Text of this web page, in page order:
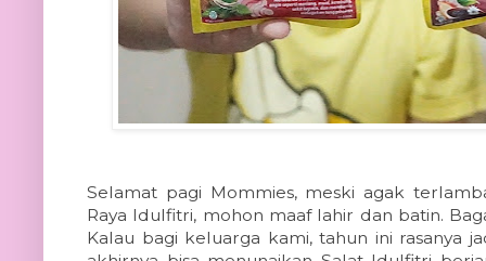
Selamat pagi Mommies, meski agak
Raya Idulfitri, mohon maaf lahir dan batin.
Kalau bagi keluarga kami, tahun ini rasanya